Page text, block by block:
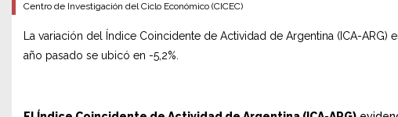
Centro de Investigación del Ciclo Económico (CICEC)
La variación del Índice Coincidente de Actividad de Argentina (ICA-
año pasado se ubicó en -5,2%.